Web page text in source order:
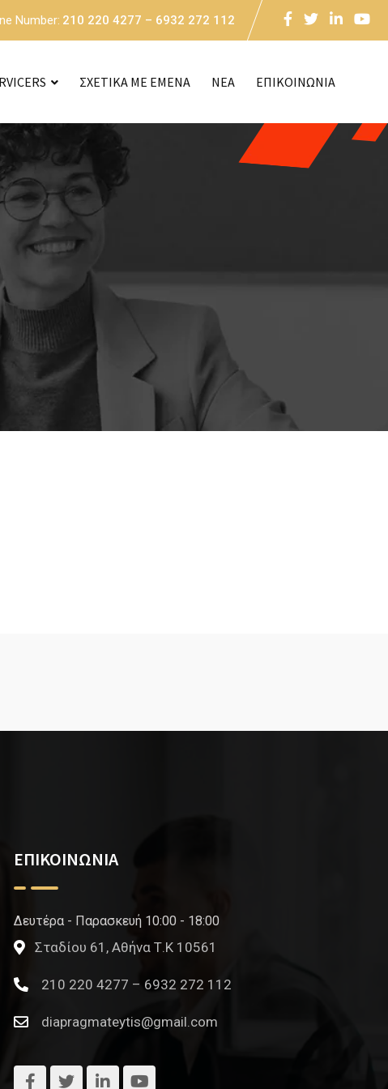
Number: 210 220 4277 – 6932 272 112
ΣΧΕΤΙΚΑ ΜΕ ΕΜΕΝΑ NEA ΕΠΙΚΟΙΝΩΝΙΑ
ΕΠΙΚΟΙΝΩΝΙΑ
Δευτέρα - Παρασκευή 10:00 - 18:00
Σταδίου 61, Αθήνα Τ.Κ 10561
210 220 4277 – 6932 272 112
diapragmateytis@gmail.com